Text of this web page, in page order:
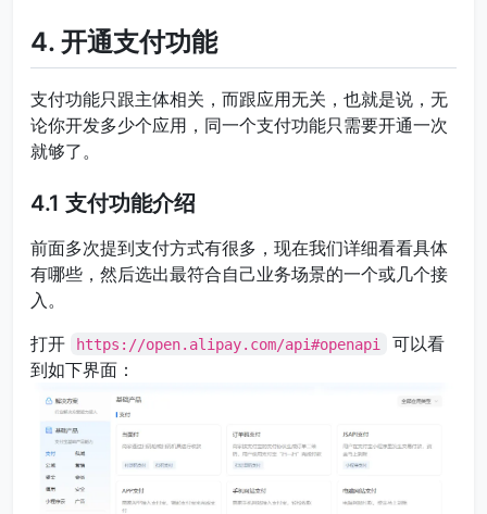
4. 开通支付功能
支付功能只跟主体相关，而跟应用无关，也就是说，无
论你开发多少个应用，同一个支付功能只需要开通一次
就够了。
4.1 支付功能介绍
前面多次提到支付方式有很多，现在我们详细看看具体
有哪些，然后选出最符合自己业务场景的一个或几个接
入。
打开
https://open.alipay.com/api#openapi
可以看
到如下界面：